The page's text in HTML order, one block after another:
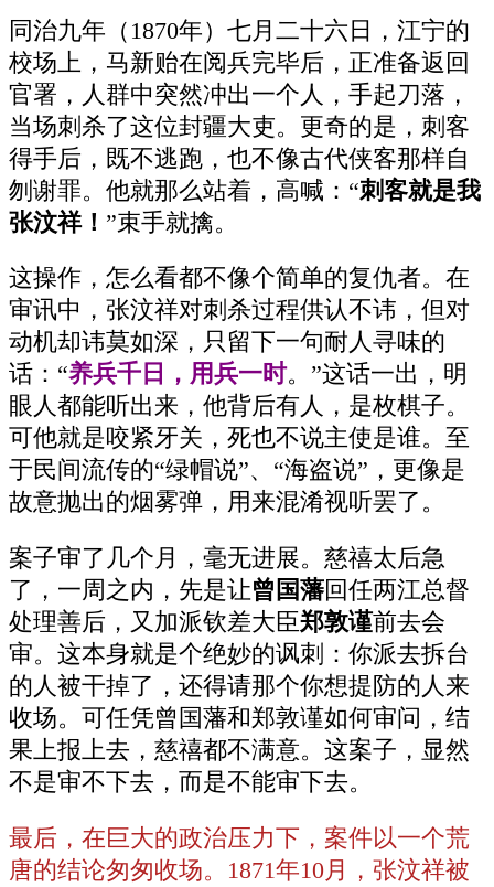
同治九年（1870年）七月二十六日，江宁的
校场上，马新贻在阅兵完毕后，正准备返回
官署，人群中突然冲出一个人，手起刀落，
当场刺杀了这位封疆大吏。更奇的是，刺客
得手后，既不逃跑，也不像古代侠客那样自
刎谢罪。他就那么站着，高喊：“刺客就是我
张汶祥！ ”束手就擒。
这操作，怎么看都不像个简单的复仇者。在
审讯中，张汶祥对刺杀过程供认不讳，但对
动机却讳莫如深，只留下一句耐人寻味的
话：“养兵千日，用兵一时。”这话一出，明
眼人都能听出来，他背后有人，是枚棋子。
可他就是咬紧牙关，死也不说主使是谁。至
于民间流传的“绿帽说”、“海盗说”，更像是
故意抛出的烟雾弹，用来混淆视听罢了。
案子审了几个月，毫无进展。慈禧太后急
了，一周之内，先是让曾国藩回任两江总督
处理善后，又加派钦差大臣郑敦谨前去会
审。这本身就是个绝妙的讽刺：你派去拆台
的人被干掉了，还得请那个你想提防的人来
收场。可任凭曾国藩和郑敦谨如何审问，结
果上报上去，慈禧都不满意。这案子，显然
不是审不下去，而是不能审下去。
最后，在巨大的政治压力下，案件以一个荒
唐的结论匆匆收场。1871年10月，张汶祥被